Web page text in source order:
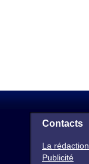
Contacts
La rédaction
Publicité